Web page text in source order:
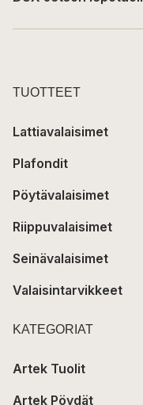
TUOTTEET
Lattiavalaisimet
Plafondit
Pöytävalaisimet
Riippuvalaisimet
Seinävalaisimet
Valaisintarvikkeet
KATEGORIAT
Artek Tuolit
Artek Pöydät